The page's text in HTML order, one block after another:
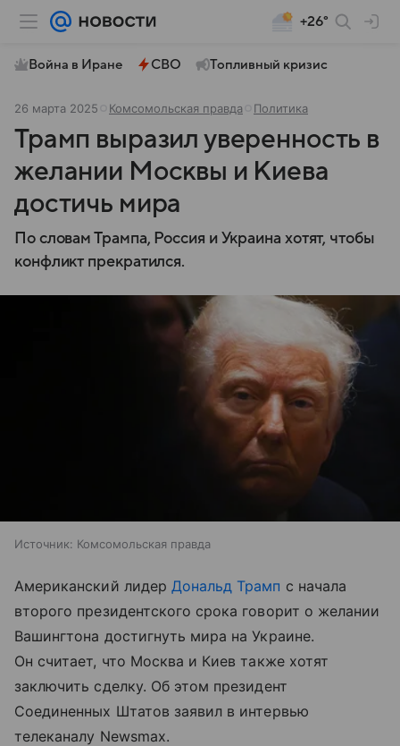
+26°
Война в Иране СВО Топливный кризис
26 марта 2025 Комсомольская правда Политика
Трамп выразил уверенность в
желании Москвы и Киева
достичь мира
По словам Трампа, Россия и Украина хотят, чтобы
конфликт прекратился.
Источник: Комсомольская правда
Американский лидер Дональд Трамп с начала
второго президентского срока говорит о желании
Вашингтона достигнуть мира на Украине.
Он считает, что Москва и Киев также хотят
заключить сделку. Об этом президент
Соединенных Штатов заявил в интервью
телеканалу Newsmax.